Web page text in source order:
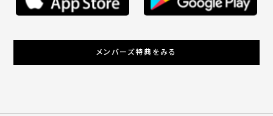
メンバーズ特典をみる